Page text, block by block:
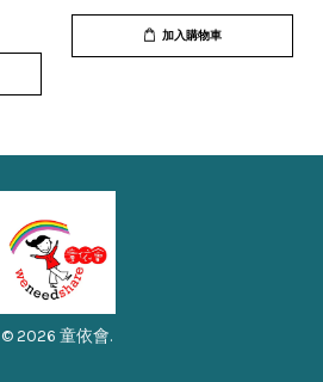
加入購物車
© 2026 童依會.